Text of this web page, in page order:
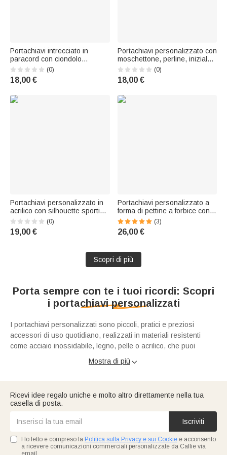
Portachiavi intrecciato in
paracord con ciondolo
personalizzato in acrilico a
forma di fiore a stella con
iniziale: regalo per il ritorno a
bambini
(0)
18,00 €
Portachiavi personalizzato con
moschettone, perline, iniziale
a forma di bolla e ciondolo a
forma di cuore e stella –
Accessorio per borsa –
amici e familiari
(0)
18,00 €
Portachiavi personalizzato in
acrilico con silhouette sportiva
“Rainbow Splash”, nome e
nappina – Regalo di
compleanno per adolescenti e
(0)
19,00 €
Portachiavi personalizzato a
forma di pettine a forbice con
asciugacapelli e fiocco, con
iniziale: regalo di compleanno
o per l'inaugurazione di un
barbieri e parrucchieri
(3)
26,00 €
Scopri di più
Porta sempre con te i tuoi ricordi: Scopri
i portachiavi personalizzati
I portachiavi personalizzati sono piccoli, pratici e preziosi
accessori di uso quotidiano, realizzati in materiali resistenti
come acciaio inossidabile, legno, pelle o acrilico, che puoi
rendere unici attraverso l'incisione di nomi, date, coordinate
speciali o la stampa di foto significative. Più che semplici
elegante per portare sempre con te i ricordi più belli e le
persone che ami, ovunque tu vada.
La versatilità della nostra collezione ti permette di trovare il
modello perfetto per ogni esigenza. Negli ultimi anni, la
tendenza è andata ben oltre il mazzo di chiavi: questi articoli
sono infatti diventati popolarissimi come accessori decorativi per
borse, zaini da scuola e valigie
Il nostro catalogo è pensato per celebrare i legami speciali. Se
Mostra di più 
Ricevi idee regalo uniche e molto altro direttamente nella tua
casella di posta.
Iscriviti
Ho letto e compreso la Politica sulla Privacy e sui Cookie e acconsento
a ricevere comunicazioni commerciali personalizzate da Callie via